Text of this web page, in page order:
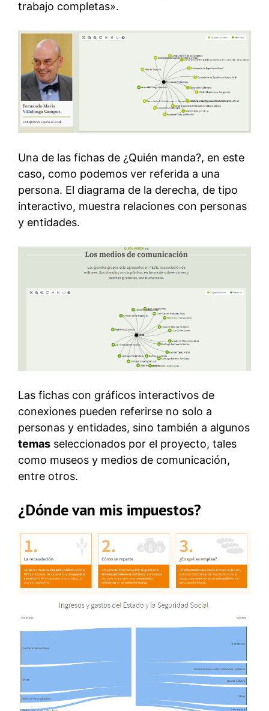
trabajo completas».
Una de las fichas de ¿Quién manda?, en este
caso, como podemos ver referida a una
persona. El diagrama de la derecha, de tipo
interactivo, muestra relaciones con personas
y entidades.
Las fichas con gráficos interactivos de
conexiones pueden referirse no solo a
personas y entidades, sino también a algunos
temas seleccionados por el proyecto, tales
como museos y medios de comunicación,
entre otros.
¿Dónde van mis impuestos?